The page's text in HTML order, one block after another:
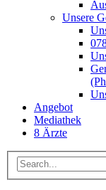
Unsere
Angebot
Mediathek
8 Ärzte